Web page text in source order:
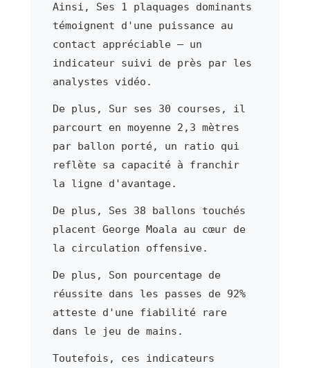
Ainsi, Ses 1 plaquages dominants
témoignent d'une puissance au
contact appréciable — un
indicateur suivi de près par les
analystes vidéo.
De plus, Sur ses 30 courses, il
parcourt en moyenne 2,3 mètres
par ballon porté, un ratio qui
reflète sa capacité à franchir
la ligne d'avantage.
De plus, Ses 38 ballons touchés
placent George Moala au cœur de
la circulation offensive.
De plus, Son pourcentage de
réussite dans les passes de 92%
atteste d'une fiabilité rare
dans le jeu de mains.
Toutefois, ces indicateurs